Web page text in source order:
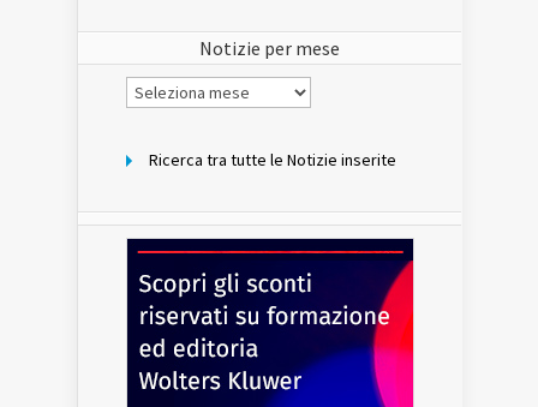
Notizie per mese
Notizie
per
Ricerca tra tutte le Notizie inserite